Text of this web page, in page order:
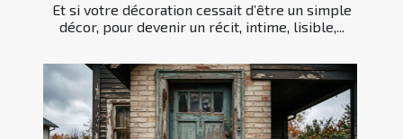
Et si votre décoration cessait d’être un simple
décor, pour devenir un récit, intime, lisible,...